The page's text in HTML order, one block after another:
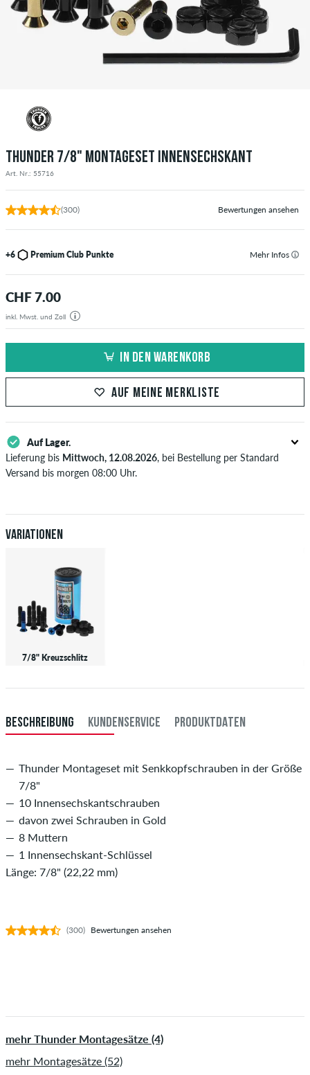
THUNDER 7/8" MONTAGESET INNENSECHSKANT
Art. Nr.: 55716
(300) Bewertungen ansehen
+6 Premium Club Punkte Mehr Infos
CHF 7.00
inkl. Mwst. und Zoll
IN DEN WARENKORB
AUF MEINE MERKLISTE
Auf Lager.
Lieferung bis Mittwoch, 12.08.2026, bei Bestellung per Standard
Versand bis morgen 08:00 Uhr.
deiner Überweisung an dich versendet. Weitere Infos zuVersand&
Zahlung .
Variationen
7/8" Kreuzschlitz
BESCHREIBUNG KUNDENSERVICE PRODUKTDATEN
Thunder Montageset mit Senkkopfschrauben in der Größe
7/8"
10 Innensechskantschrauben
davon zwei Schrauben in Gold
8 Muttern
1 Innensechskant-Schlüssel
Länge: 7/8" (22,22 mm)
(300) Bewertungen ansehen
mehr Thunder Montagesätze (4)
mehr Montagesätze (52)